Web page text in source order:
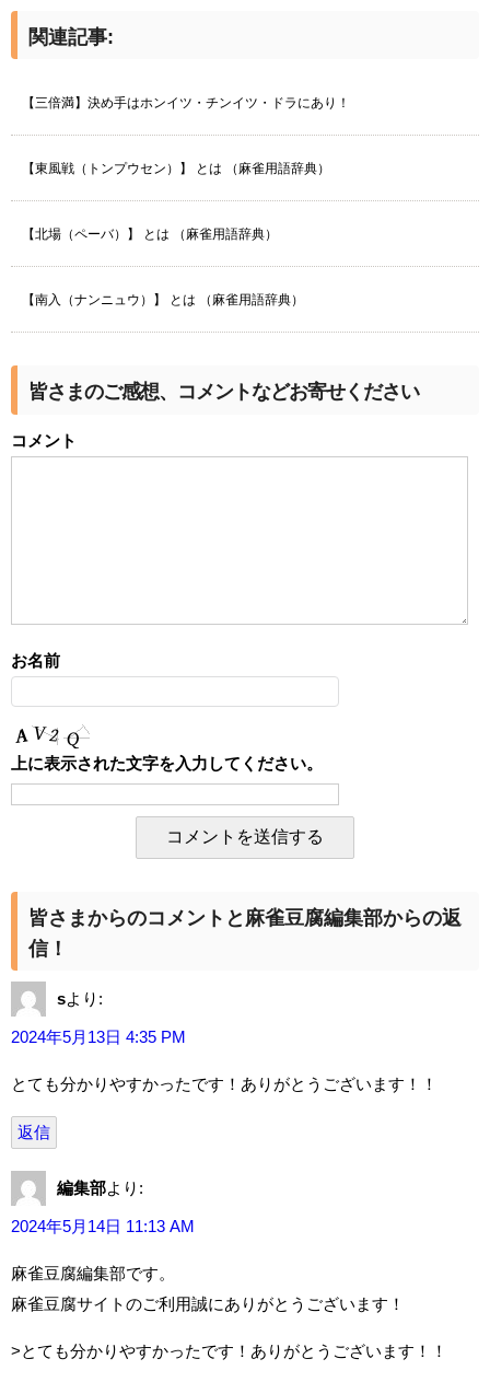
関連記事:
【三倍満】決め手はホンイツ・チンイツ・ドラにあり！
【東風戦（トンプウセン）】 とは （麻雀用語辞典）
【北場（ペーバ）】 とは （麻雀用語辞典）
【南入（ナンニュウ）】 とは （麻雀用語辞典）
皆さまのご感想、コメントなどお寄せください
コメント
お名前
上に表示された文字を入力してください。
皆さまからのコメントと麻雀豆腐編集部からの返
信！
sより:
2024年5月13日 4:35 PM
とても分かりやすかったです！ありがとうございます！！
返信
編集部より:
2024年5月14日 11:13 AM
麻雀豆腐編集部です。
麻雀豆腐サイトのご利用誠にありがとうございます！
>とても分かりやすかったです！ありがとうございます！！